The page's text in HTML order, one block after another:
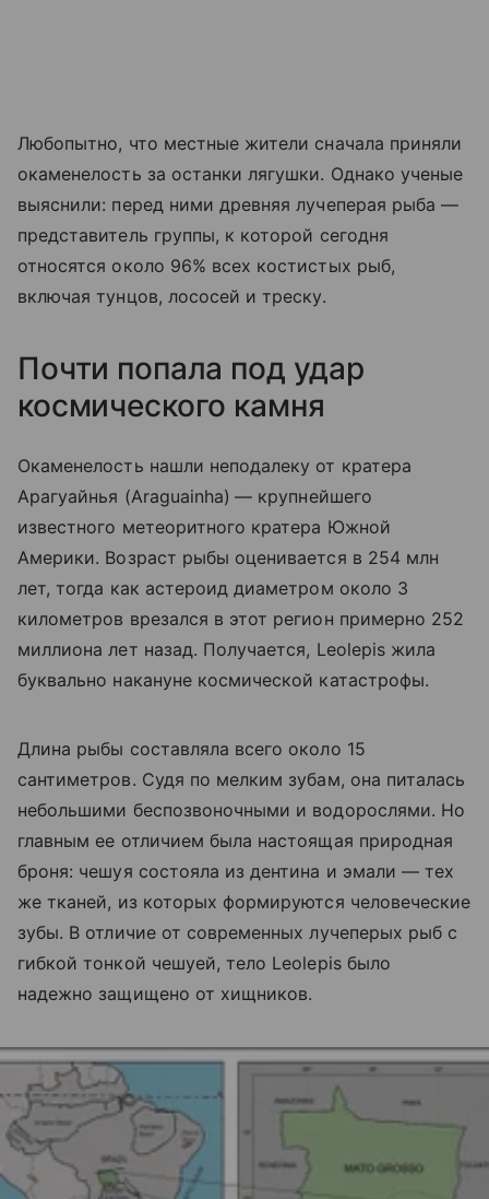
Любопытно, что местные жители сначала приняли
окаменелость за останки лягушки. Однако ученые
выяснили: перед ними древняя лучеперая рыба —
представитель группы, к которой сегодня
относятся около 96% всех костистых рыб,
включая тунцов, лососей и треску.
Почти попала под удар
космического камня
Окаменелость нашли неподалеку от кратера
Арагуайнья (Araguainha) — крупнейшего
известного метеоритного кратера Южной
Америки. Возраст рыбы оценивается в 254 млн
лет, тогда как астероид диаметром около 3
километров врезался в этот регион примерно 252
миллиона лет назад. Получается, Leolepis жила
буквально накануне космической катастрофы.
Длина рыбы составляла всего около 15
сантиметров. Судя по мелким зубам, она питалась
небольшими беспозвоночными и водорослями. Но
главным ее отличием была настоящая природная
броня: чешуя состояла из дентина и эмали — тех
же тканей, из которых формируются человеческие
зубы. В отличие от современных лучеперых рыб с
гибкой тонкой чешуей, тело Leolepis было
надежно защищено от хищников.